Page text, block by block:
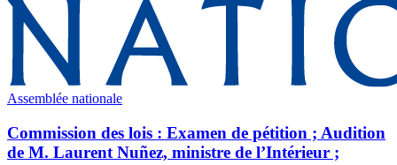
Assemblée nationale
Commission des lois : Examen de pétition ; Audition
de M. Laurent Nuñez, ministre de l’Intérieur ;